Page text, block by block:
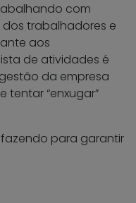
com
trabalhadores e
aos
de atividades é
da empresa
tentar “enxugar”
para garantir